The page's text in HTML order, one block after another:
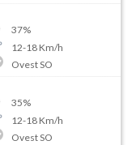
37%
12-18Km/h
Ovest SO
35%
12-18Km/h
Ovest SO